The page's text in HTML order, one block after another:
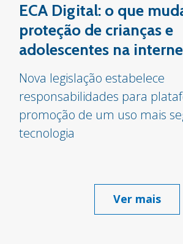
ECA Digital: o que
proteção de crianças e
adolescentes na
Nova legislação estabelece
responsabilidades para
promoção de um uso mais
tecnologia
Ver mais